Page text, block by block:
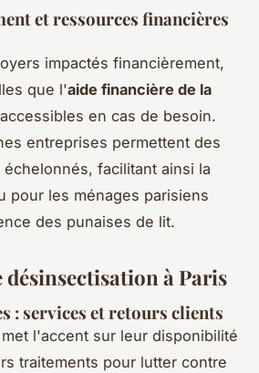
et ressources financières
impactés financièrement,
que l'aide financière de la
en cas de besoin.
entreprises permettent des
facilitant ainsi la
pour les ménages parisiens
des punaises de lit.
désinsectisation à Paris
: services et retours clients
met l'accent sur leur disponibilité
traitements pour lutter contre